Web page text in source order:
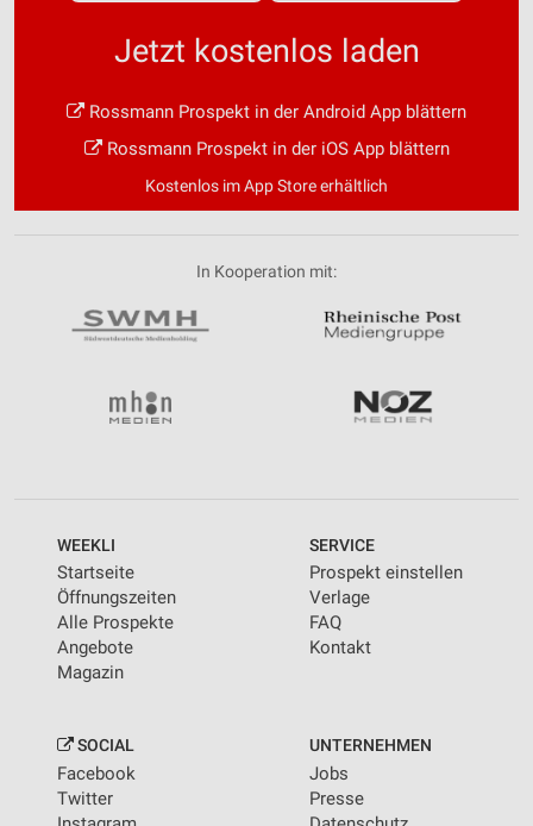
Jetzt kostenlos laden
Rossmann Prospekt in der Android App blättern
Rossmann Prospekt in der iOS App blättern
Kostenlos im App Store erhältlich
In Kooperation mit:
WEEKLI
Startseite
Öffnungszeiten
Alle Prospekte
Angebote
Magazin
SERVICE
Prospekt einstellen
Verlage
FAQ
Kontakt
SOCIAL
Facebook
Twitter
UNTERNEHMEN
Jobs
Presse